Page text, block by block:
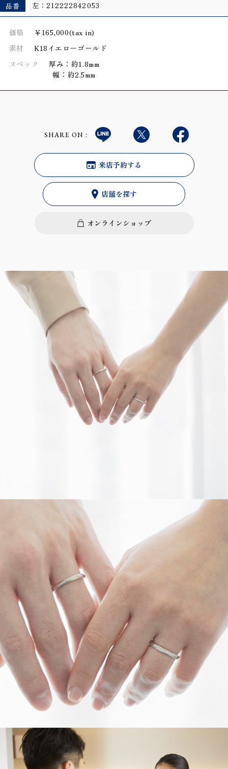
品番 左：212222842053
価格
￥165,000(tax in)
素材
K18イエローゴールド
スペック
厚み：約1.8mm
幅：約2.5mm
SHARE ON：
来店予約する
店舗を探す
オンラインショップ